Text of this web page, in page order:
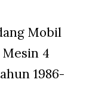
Mobil
4
1986-